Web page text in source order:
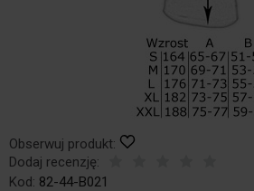
Obserwuj produkt:
Dodaj recenzję:
Kod: 82-44-B021